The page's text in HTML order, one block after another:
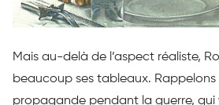
Mais au-delà de l’aspect réaliste,
beaucoup ses tableaux. Rappelons
propagande pendant la guerre, qui